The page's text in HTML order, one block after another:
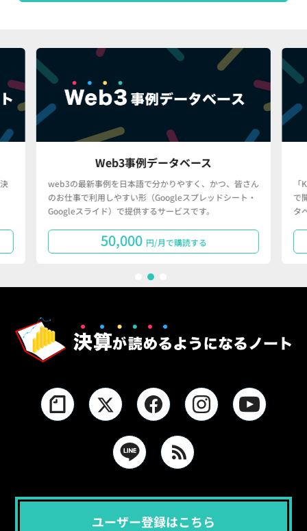
Web3事例データベース
web3の最新事例を日本語で分かりやすく、かつ、皆さん
のお仕事で利用しやすい形（Googleスプレッドシート・
Googleスライド）で提供するサービスです。
50,000 円/月で購読する
で
タ
ユーザー登録はこちら